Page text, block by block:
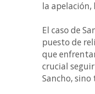
la apelación,
El caso de
puesto de
que
crucial
Sancho,